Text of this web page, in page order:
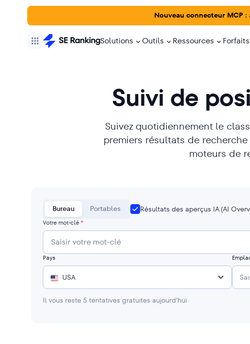
Nouveau connecteur MCP :
Solutions Outils Ressources
Suivi de
Suivez quotidiennement le
premiers résultats de
moteurs de
Bureau Portables Résultats des aperçus IA (AI
Votre mot-clé*
Pays
USA
Il vous reste 5 tentatives gratuites aujourd’hui